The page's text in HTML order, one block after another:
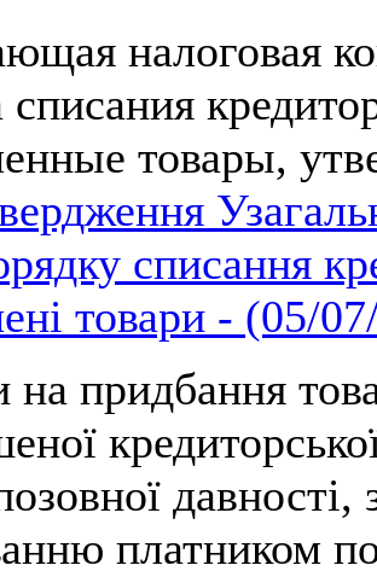
налоговая
списания
товары,
списання
товари - (05/
на придбання
давності,
платником